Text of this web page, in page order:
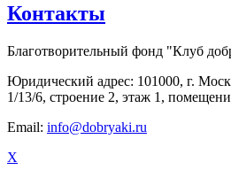
Контакты
Благотворительный фонд "Клуб
Юридический адрес: 101000, г.
1/13/6, строение 2, этаж 1,
Email: info@dobryaki.ru
X